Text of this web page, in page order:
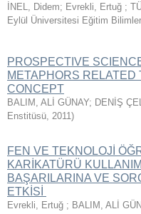
İNEL, Didem; Evrekli, Ertuğ ;
Eylül Üniversitesi Eğitim
PROSPECTIVE
METAPHORS
CONCEPT
BALIM, ALİ GÜNAY; DENİŞ
Enstitüsü, 2011)
FEN VE TEKNOLOJİ
KARİKATÜRÜ
BAŞARILARINA VE
ETKİSİ
Evrekli, Ertuğ ; BALIM, ALİ